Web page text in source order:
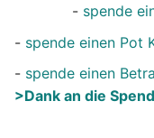
- spende
- spende einen Pot
- spende einen
>Dank an die